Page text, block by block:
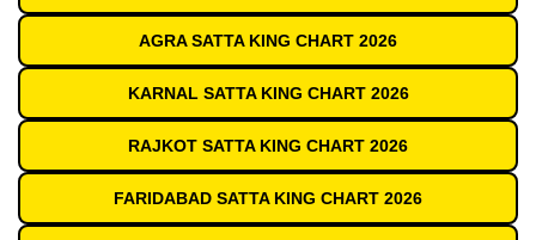
AGRA SATTA KING CHART 2026
KARNAL SATTA KING CHART 2026
RAJKOT SATTA KING CHART 2026
FARIDABAD SATTA KING CHART 2026